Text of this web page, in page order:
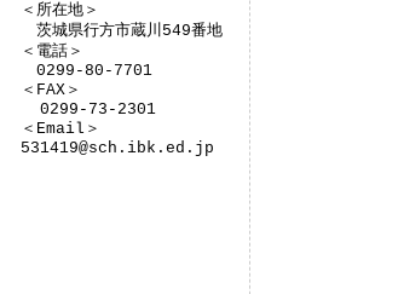
＜所在地＞
茨城県行方市蔵川549番地
＜電話＞
0299-80-7701
＜FAX＞
＜Email＞
531419@sch.ibk.ed.jp